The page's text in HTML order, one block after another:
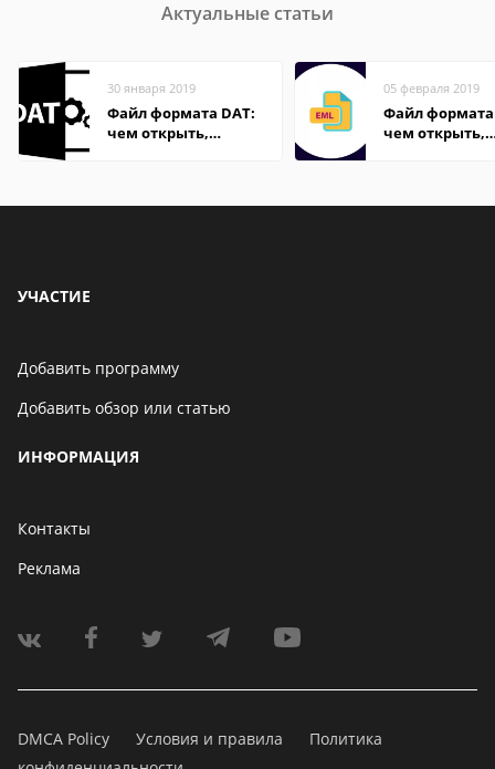
Актуальные статьи
30 января 2019
Файл формата DAT:
чем открыть,
05 февраля 2019
Файл формата
чем открыть,
УЧАСТИЕ
Добавить программу
Добавить обзор или статью
ИНФОРМАЦИЯ
Контакты
Реклама
DMCA Policy Условия и правила
Политика